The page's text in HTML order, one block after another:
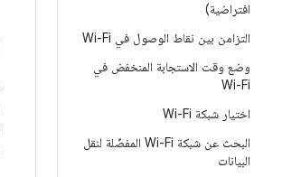
افتراضية)
التزامن بين نقاط الوصول في Wi-Fi
وضع وقت الاستجابة المنخفض في
Wi-Fi
اختيار شبكة Wi-Fi
البحث عن شبكة Wi-Fi المفضّلة لنقل
البيانات